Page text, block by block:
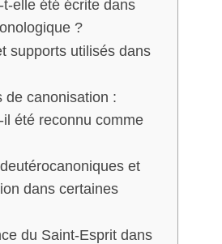
t-elle été écrite dans
?
supports utilisés dans
de canonisation :
il été reconnu comme
et
dans certaines
du Saint-Esprit dans